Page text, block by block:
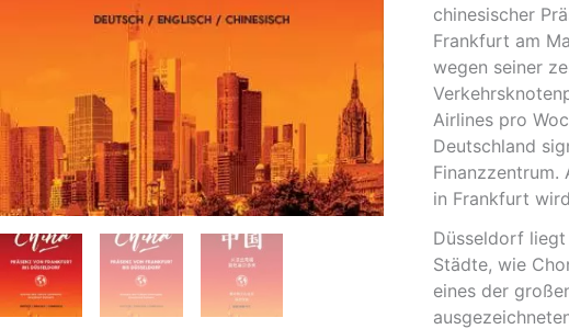
chinesischer
Frankfurt am
wegen seiner
Airlines pro
Deutschland
in Frankfurt
Düsseldorf
Städte, wie
eines der